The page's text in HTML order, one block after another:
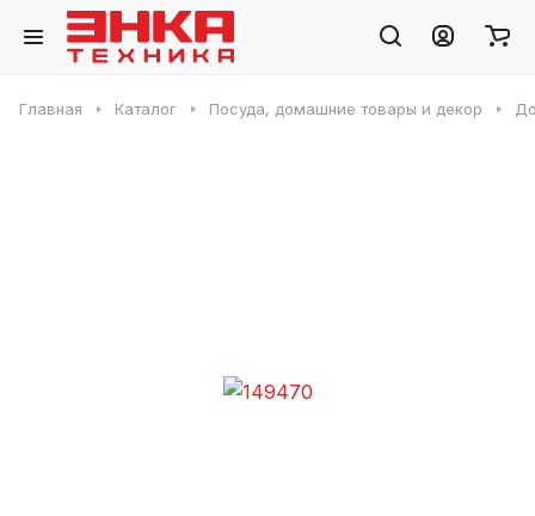
Главная Каталог Посуда, домашние товары и декор